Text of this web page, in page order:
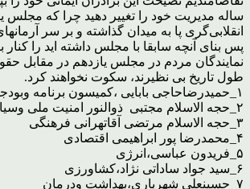
ساله مدیریت خود را تغییر دهید چرا که مجلس
انقلابی‌گری پا به میدان گذاشته و بر سر
پس بنای آنچه سابقا با مجلس داشته اید را کنار
نمایندگان مردم در مجلس یازدهم در مقابل
طول تاریخ بی نظیرند، سکوت نخواهند کرد.
۱_حمیدرضاحاجی بابایی ،کمیسون برنامه وبودجه ومحاسبات
۲_حجه الاسلام مجتبی ذوالنور امنیت ملی وسیاست خارجی
۳_حجه الاسلام مرتضی آقاتهرانی فرهنگی
۴_محمدرضا پور ابراهیمی اقتصادی
۵_فریدون عباسی،انرژی
۶_سید جواد ساداتی نژاد،کشاورزی
۷_حسینعلی شهریاری،بهداشت ودرمان